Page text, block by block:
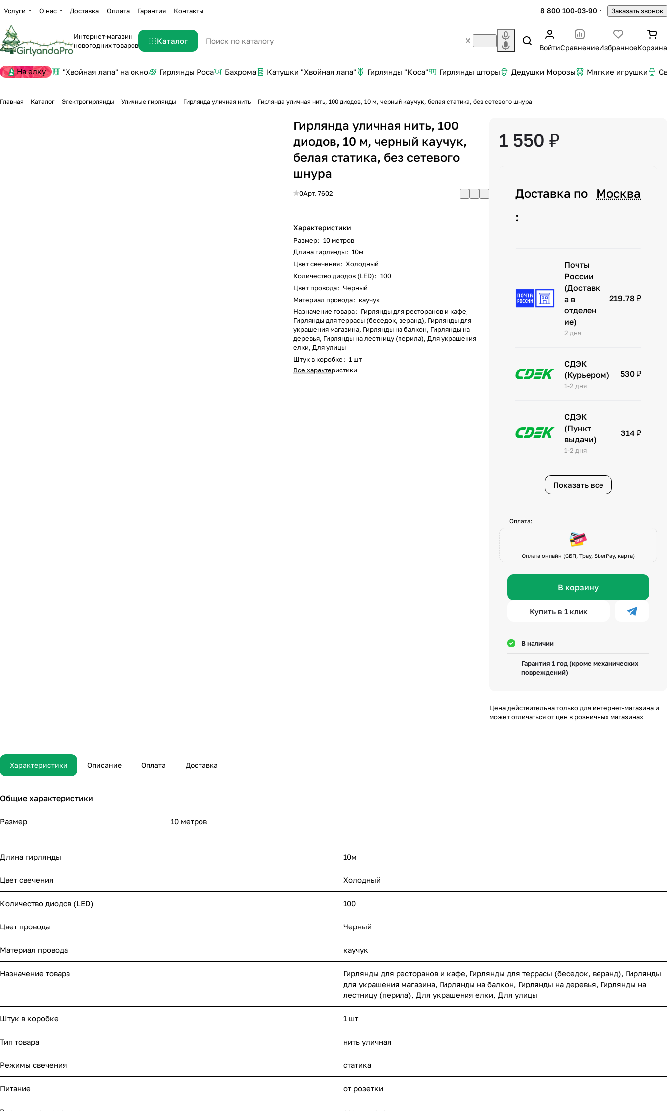
Услуги О нас Доставка Оплата Гарантия Контакты 8 800 100-03-90 Заказать звонок
Интернет-магазин
новогодних товаров
Каталог
ВойтиСравнениеИзбранноеКорзина
На елку "Хвойная лапа" на окно Гирлянды Роса Бахрома Катушки "Хвойная лапа" Гирлянды "Коса" Гирлянды шторы Дедушки Морозы Мягкие игрушки
Главная Каталог Электрогирлянды Уличные гирлянды Гирлянда уличная нить Гирлянда уличная нить, 100 диодов, 10 м, черный каучук, белая статика, без сетевого шнура
Гирлянда уличная нить, 100
диодов, 10 м, черный каучук,
белая статика, без сетевого
шнура
0Арт.7602
Характеристики
Размер: 10 метров
Длина гирлянды: 10м
Цвет свечения: Холодный
Количество диодов (LED): 100
Цвет провода: Черный
Материал провода: каучук
Назначение товара: Гирлянды для ресторанов и кафе,
Гирлянды для террасы (беседок, веранд), Гирлянды для
украшения магазина, Гирлянды на балкон, Гирлянды на
деревья, Гирлянды на лестницу (перила), Для украшения
елки, Для улицы
Штук в коробке: 1 шт
Все характеристики
1 550 ₽
Доставка по
Москва
:
Почты
России
(Доставк
а в
отделен
ие)
2 дня
219.78 ₽
СДЭК
(Курьером)
1-2 дня
530 ₽
СДЭК
(Пункт
выдачи)
1-2 дня
314 ₽
Показать все
Оплата:
Оплата онлайн (СБП, Tpay, SberPay, карта)
В корзину
Купить в 1 клик
В наличии
Гарантия 1 год (кроме механических
повреждений)
Цена действительна только для интернет-магазина и
может отличаться от цен в розничных магазинах
Характеристики Описание Оплата Доставка
Общие характеристики
Размер 10 метров
Длина гирлянды 10м
Цвет свечения Холодный
Количество диодов (LED) 100
Цвет провода Черный
Материал провода каучук
Назначение товара
Гирлянды для ресторанов и кафе, Гирлянды для террасы (беседок, веранд), Гирлянды
для украшения магазина, Гирлянды на балкон, Гирлянды на деревья, Гирлянды на
лестницу (перила), Для украшения елки, Для улицы
Штук в коробке 1 шт
Тип товара нить уличная
Режимы свечения статика
Питание от розетки